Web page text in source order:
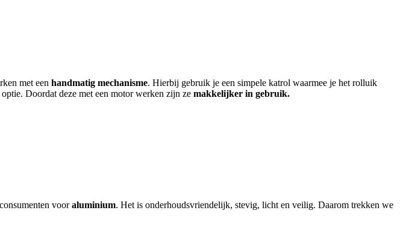
met een handmatig mechanisme. Hierbij gebruik je een simpele katrol waarmee je het rolluik
optie. Doordat deze met een motor werken zijn ze makkelijker in gebruik.
vooraluminium. Het is onderhoudsvriendelijk, stevig, licht en veilig. Daarom trekken we